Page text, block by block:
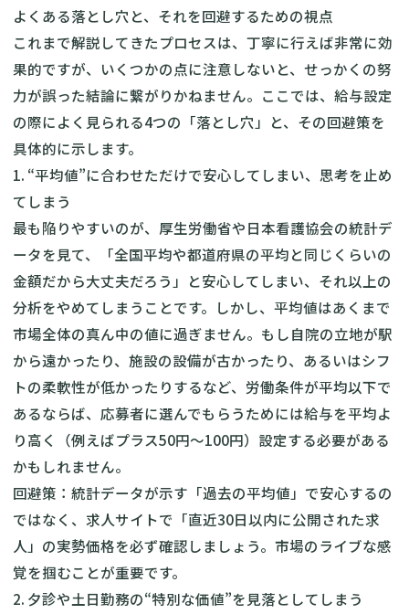
よくある落とし穴と、それを回避するための視点
これまで解説してきたプロセスは、丁寧に行えば非常に効
果的ですが、いくつかの点に注意しないと、せっかくの努
力が誤った結論に繋がりかねません。ここでは、給与設定
の際によく見られる4つの「落とし穴」と、その回避策を
具体的に示します。
1. “平均値”に合わせただけで安心してしまい、思考を止め
てしまう
最も陥りやすいのが、厚生労働省や日本看護協会の統計デ
ータを見て、「全国平均や都道府県の平均と同じくらいの
金額だから大丈夫だろう」と安心してしまい、それ以上の
分析をやめてしまうことです。しかし、平均値はあくまで
市場全体の真ん中の値に過ぎません。もし自院の立地が駅
から遠かったり、施設の設備が古かったり、あるいはシフ
トの柔軟性が低かったりするなど、労働条件が平均以下で
あるならば、応募者に選んでもらうためには給与を平均よ
り高く（例えばプラス50円〜100円）設定する必要がある
かもしれません。
回避策：統計データが示す「過去の平均値」で安心するの
ではなく、求人サイトで「直近30日以内に公開された求
人」の実勢価格を必ず確認しましょう。市場のライブな感
覚を掴むことが重要です。
2. 夕診や土日勤務の“特別な価値”を見落としてしまう